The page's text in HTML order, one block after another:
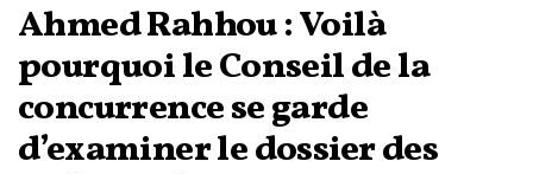
Ahmed Rahhou : Voilà
pourquoi le Conseil de la
concurrence se garde
d’examiner le dossier des